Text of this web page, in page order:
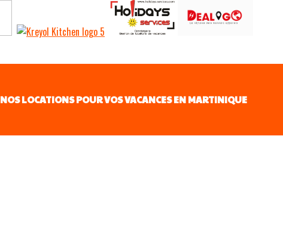
NOS LOCATIONS POUR VOS VACANCES EN MARTINIQUE